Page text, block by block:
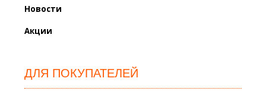
Новости
Акции
ДЛЯ ПОКУПАТЕЛЕЙ